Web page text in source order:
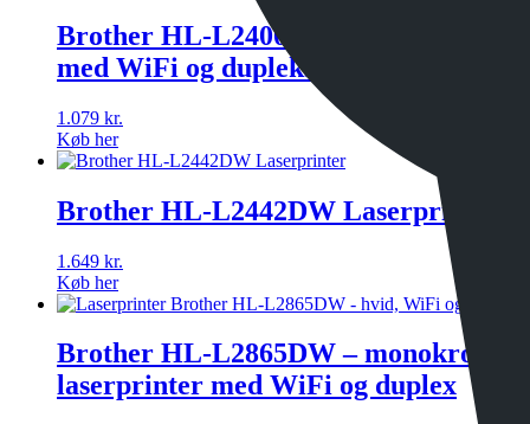
Brother HL-L2400DWE laserprinter
med WiFi og dupleks
1.079 kr.
Køb her
Brother HL-L2442DW Laserprinter
1.649 kr.
Køb her
Brother HL-L2865DW – monokrom
laserprinter med WiFi og duplex